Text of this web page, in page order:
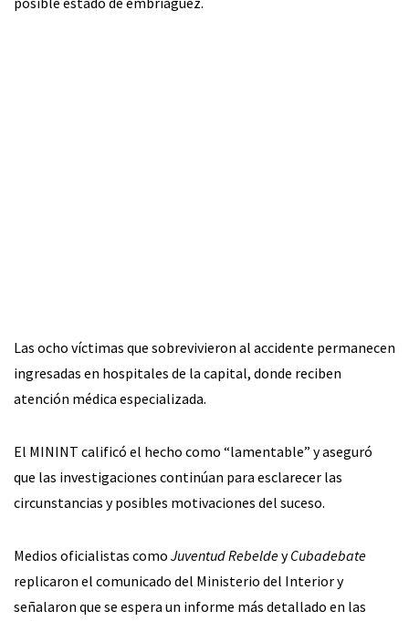
Las ocho víctimas que sobrevivieron al accidente permanecen
ingresadas en hospitales de la capital, donde reciben
atención médica especializada.
El MININT calificó el hecho como “lamentable” y aseguró
que las investigaciones continúan para esclarecer las
circunstancias y posibles motivaciones del suceso.
Medios oficialistas como Juventud RebeldeyCubadebate
replicaron el comunicado del Ministerio del Interior y
señalaron que se espera un informe más detallado en las